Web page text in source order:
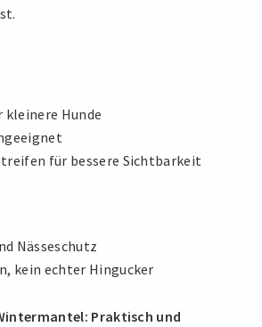
Hunde
für bessere Sichtbarkeit
Nässeschutz
kein echter Hingucker
Praktisch und